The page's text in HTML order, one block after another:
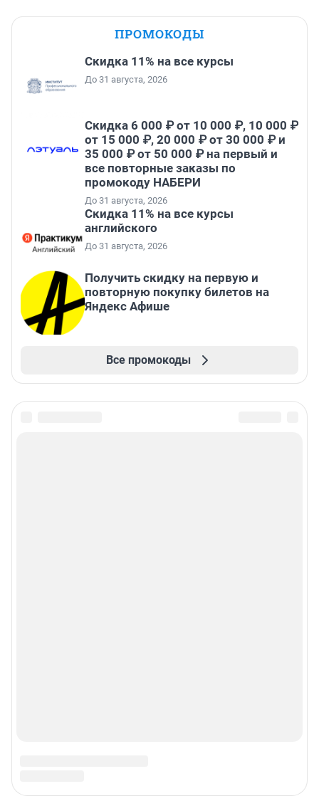
ПРОМОКОДЫ
Скидка 11% на все курсы
До 31 августа, 2026
Скидка 6 000 ₽ от 10 000 ₽, 10 000 ₽
от 15 000 ₽, 20 000 ₽ от 30 000 ₽ и
35 000 ₽ от 50 000 ₽ на первый и
все повторные заказы по
промокоду НАБЕРИ
До 31 августа, 2026
Скидка 11% на все курсы
английского
До 31 августа, 2026
Получить скидку на первую и
повторную покупку билетов на
Яндекс Афише
Все промокоды